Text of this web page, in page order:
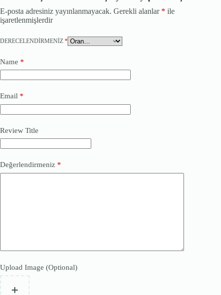
E-posta adresiniz yayınlanmayacak. Gerekli alanlar * ile
işaretlenmişlerdir
DERECELENDIRMENIZ *
Name *
Email *
Review Title
Değerlendirmeniz *
Upload Image (Optional)